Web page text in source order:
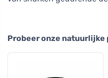
Probeer onze natuurlijke